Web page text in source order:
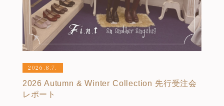
2026.8.7.
2026 Autumn & Winter Collection 先行受注会
レポート